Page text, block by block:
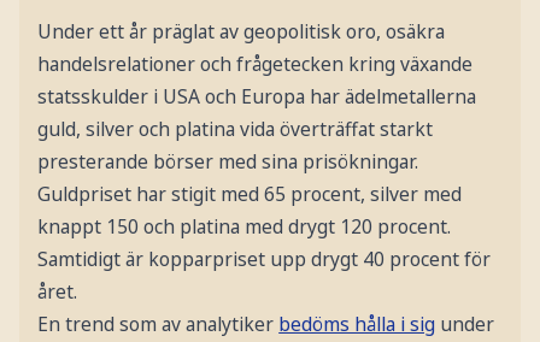
Under ett år präglat av geopolitisk oro, osäkra
handelsrelationer och frågetecken kring växande
statsskulder i USA och Europa har ädelmetallerna
guld, silver och platina vida överträffat starkt
presterande börser med sina prisökningar.
Guldpriset har stigit med 65 procent, silver med
knappt 150 och platina med drygt 120 procent.
Samtidigt är kopparpriset upp drygt 40 procent för
året.
En trend som av analytiker bedöms hålla i sig under